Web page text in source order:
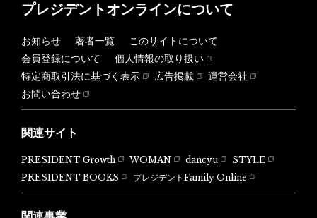
プレジデントオンラインについて
お知らせ 著者一覧
このサイトについて
会員登録について
個人情報の取り扱い
特定商取引法に基づく表示
広告掲載
運営会社
お問い合わせ
関連サイト
PRESIDENT Growth WOMAN dancyu
STYLE
PRESIDENT BOOKS
プレジデントFamily Online